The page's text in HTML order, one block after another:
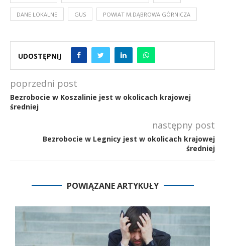
DANE LOKALNE GUS POWIAT M.DĄBROWA GÓRNICZA
UDOSTĘPNIJ
poprzedni post
Bezrobocie w Koszalinie jest w okolicach krajowej
średniej
następny post
Bezrobocie w Legnicy jest w okolicach krajowej
średniej
POWIĄZANE ARTYKUŁY